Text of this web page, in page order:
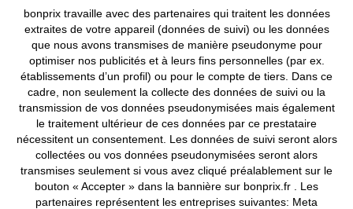
Dessus de lit à motif floral
à partir deCHF 19,95
Porte-bougie chauffe-plat chat
CHF 20,95
bonprix travaille avec des partenaires qui traitent les données
extraites de votre appareil (données de suivi) ou les données
que nous avons transmises de manière pseudonyme pour
optimiser nos publicités et à leurs fins personnelles (par ex.
établissements d’un profil) ou pour le compte de tiers. Dans ce
cadre, non seulement la collecte des données de suivi ou la
transmission de vos données pseudonymisées mais également
le traitement ultérieur de ces données par ce prestataire
nécessitent un consentement. Les données de suivi seront alors
collectées ou vos données pseudonymisées seront alors
transmises seulement si vous avez cliqué préalablement sur le
bouton « Accepter » dans la bannière sur bonprix.fr . Les
partenaires représentent les entreprises suivantes: Meta